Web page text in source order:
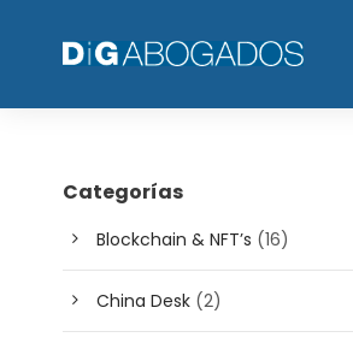
Categorías
Blockchain & NFT’s (16)
China Desk (2)